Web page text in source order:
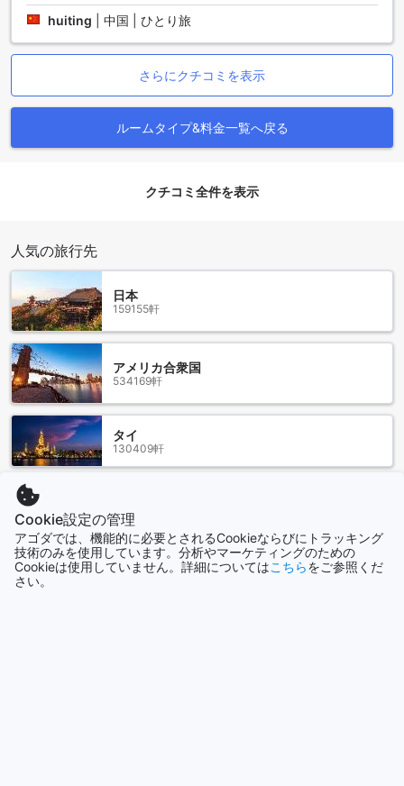
の広さで、6つの二段ベッドが並んでおり、さまざまなバック
パッカーと交流しながら快適に過ごすことができます。さら
に、8平方メートルのツインベッドルームでは、2つのシング
Agodaでこれらの客室を予約することで、最高の価格で宿泊
在を実現できます。手軽にオンラインで予約ができ、旅行の
計画をスムーズに進めることができます。アイランド バック
力を存分に楽しんでください。
タマン バンダル センポルナは、マレーシアの美しいセンポル
この地域は、周囲の青い海と豊かな生態系に囲まれ、訪れる
人々に素晴らしい体験を提供します。タマン バンダル センポ
ルナでは、地元の人々の生活を垣間見ることができるだけで
なく、様々なアクティビティが楽しめます。特に、ダイビン
グやシュノーケリングは人気で、色とりどりの熱帯魚やサン
ゴ礁を間近で観察することができます。
また、タマン バンダル センポルナは、地元の文化や伝統を体
験する絶好の場所でもあります。周辺には、マレーシアの伝
統的な料理を楽しめるレストランや、手工芸品を扱う市場が
点在しており、観光客は地元の人々との交流を通じて、より
化が共存するタマン バンダル センポルナは、訪れる価値のあ
る場所です。
センポルナのアイランド バックパッカーズへのアクセスガイ
ド
huiting 中国 | ひとり旅
さらにクチコミを表示
ルームタイプ&料金一覧へ戻る
クチコミ全件を表示
人気の旅行先
日本
159155軒
アメリカ合衆国
534169軒
タイ
130409軒
2688軒
シンガポール
Cookie設定の管理
アゴダでは、機能的に必要とされるCookieならびにトラッキング
技術のみを使用しています。分析やマーケティングのための
Cookieは使用していません。詳細についてはこちらをご参照くだ
さい。